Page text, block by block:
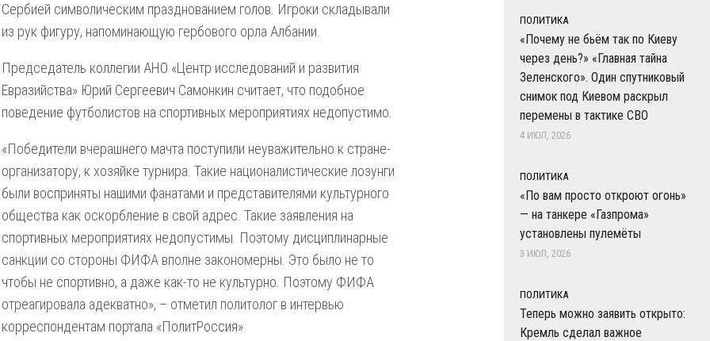
Сербией символическим празднованием голов. Игроки складывали
из рук фигуру, напоминающую гербового орла Албании.
Председатель коллегии АНО «Центр исследований и развития
Евразийства» Юрий Сергеевич Самонкин считает, что подобное
поведение футболистов на спортивных мероприятиях недопустимо.
«Победители вчерашнего мачта поступили неуважительно к стране-
организатору, к хозяйке турнира. Такие националистические лозунги
были восприняты нашими фанатами и представителями культурного
общества как оскорбление в свой адрес. Такие заявления на
спортивных мероприятиях недопустимы. Поэтому дисциплинарные
санкции со стороны ФИФА вполне закономерны. Это было не то
чтобы не спортивно, а даже как-то не культурно. Поэтому ФИФА
отреагировала адекватно», – отметил политолог в интервью
корреспондентам портала «ПолитРоссия».
ПОЛИТИКА
«Почему не бьём так по Киеву
через день?» «Главная тайна
Зеленского». Один спутниковый
снимок под Киевом раскрыл
перемены в тактике СВО
4 ИЮЛ, 2026
ПОЛИТИКА
«По вам просто откроют огонь»
— на танкере «Газпрома»
установлены пулемёты
3 ИЮЛ, 2026
ПОЛИТИКА
Теперь можно заявить открыто:
Кремль сделал важное